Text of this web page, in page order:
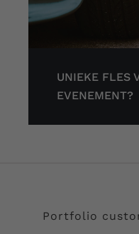
UNIEKE FLES
EVENEMENT?
Portfolio